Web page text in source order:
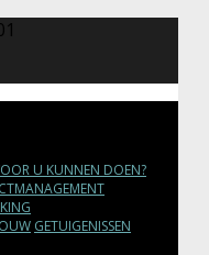
U KUNNEN DOEN?
GETUIGENISSEN